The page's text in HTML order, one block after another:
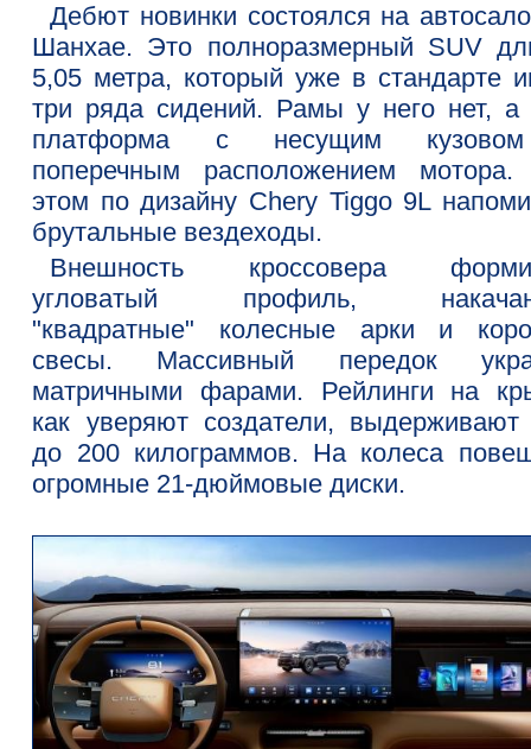
Дебют новинки состоялся на
Шанхае. Это полноразмерный SUV
5,05 метра, который уже в стандарте
три ряда сидений. Рамы у него нет, а
платформа с несущим
поперечным расположением
этом по дизайну Chery Tiggo 9L
брутальные вездеходы.
Внешность кроссовера
угловатый профиль,
"квадратные" колесные арки и
свесы. Массивный передок
матричными фарами. Рейлинги на
как уверяют создатели, выдерживают
до 200 килограммов. На колеса
огромные 21-дюймовые диски.